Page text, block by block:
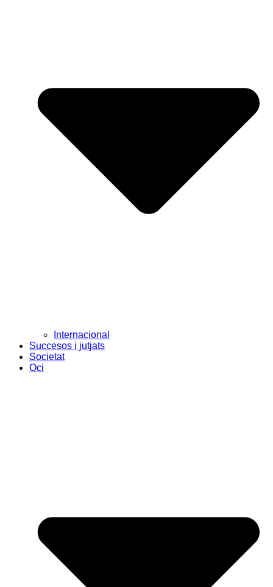
Internacional
Succesos i jutjats
Societat
Oci